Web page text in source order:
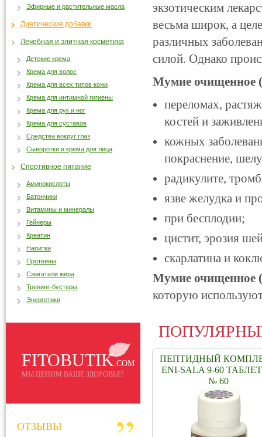
экзотическим
весьма широк, а
различных
силой. Однако
Мумие очищенное
переломах,
костей и
кожных
покраснение,
радикулите,
язве желудка и
при бесплодии;
цистит, эрозия
скарлатина и
Мумие очищенное
которую
ПЕПТИДНЫЙ
ENI-SALA 9-60
№ 60
Эфирные и растительные масла
Диетические добавки
Лечебная и элитная косметика
Детские крема
Крема для волос
Крема для всех типов кожи
Крема для интимной гигиены
Крема для рук и ног
Крема для суставов
Средства вокруг глаз
Сыворотки и крема для лица
Спортивное питание
Аминокислоты
Батончики
Витамины и минералы
Гейнеры
Креатин
Напитки
Протеины
Сжигатели жира
Тренинг-бустеры
Энергетики
FITOBUTIK.COM
МЫ ЦЕНИМ ВАШЕ ЗДОРОВЬЕ!
ОТЗЫВЫ